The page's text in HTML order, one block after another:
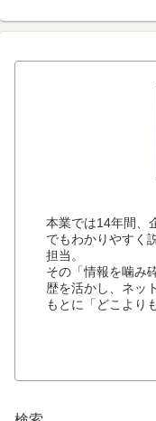
本業では14年間、
でもわかりやすく
担当。
その「情報を噛み
歴を活かし、ネッ
もとに「どこより